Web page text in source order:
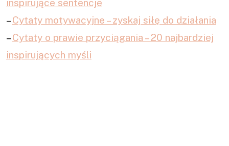
inspirujące sentencje
–Cytaty motywacyjne – zyskaj siłę do działania
–Cytaty o prawie przyciągania – 20 najbardziej
inspirujących myśli